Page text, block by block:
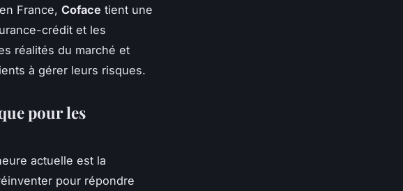
France, Coface tient une
crédit et les
réalités du marché et
à gérer leurs risques.
pour les
actuelle est la
pour répondre